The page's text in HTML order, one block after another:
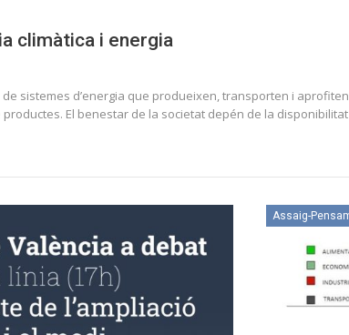
climàtica i energia
sistemes d’energia que produeixen, transporten i
El benestar de la societat depén de la